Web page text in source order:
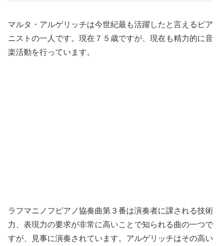
マルタ・アルゲリッチは今世紀最も活躍したと言えるピア
ニストの一人です。現在７５歳ですが、現在も精力的に音
楽活動を行っています。
ラフマニノフピアノ協奏曲第３番は演奏者に課される技術
力、表現力の要求が非常に高いことで知られる曲の一つで
すが、見事に演奏されています。アルゲリッチはその高い